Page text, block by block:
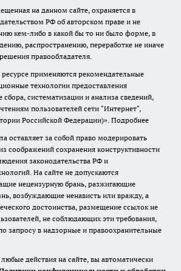
на данном сайте, охраняется в
РФ об авторском праве и не
кем-либо в какой бы то ни было форме, в
распространению, переработке не иначе
правообладателя.
применяются рекомендательные
технологии предоставления
систематизации и анализа сведений,
пользователей сети "Интернет",
Российской Федерации)». Подробнее
оставляет за собой право модерировать
соображений сохранения конструктивности
законодательства РФ и
На сайте не допускаются
нецензурную брань, разжигающие
возбуждающие ненависть или вражду, а
достоинства, размещение ссылок не
не соблюдающих эти требования,
запросу в надзорные и правоохранительные
действия на сайте, вы автоматически